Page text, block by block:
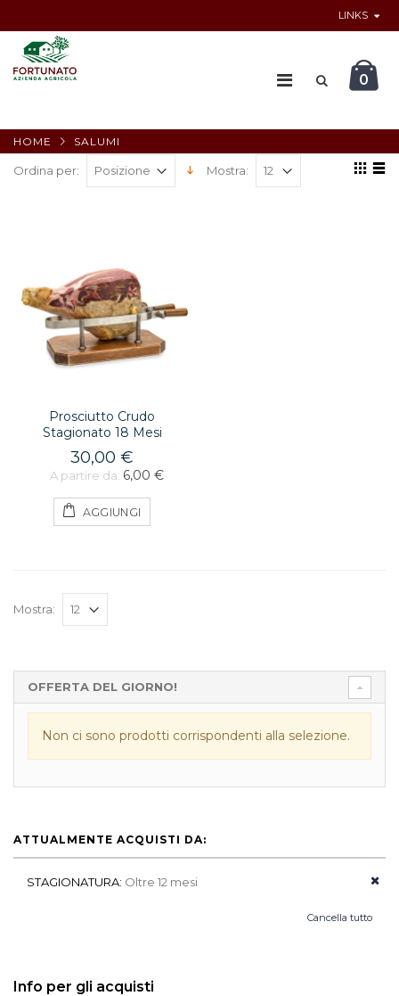
LINKS
0
HOME SALUMI
Ordina per: Mostra:
Prosciutto Crudo
Stagionato 18 Mesi
30,00 €
A partire da: 6,00 €
AGGIUNGI
Mostra:
OFFERTA DEL GIORNO!
Non ci sono prodotti corrispondenti alla selezione.
ATTUALMENTE ACQUISTI DA:
STAGIONATURA: Oltre 12 mesi
Cancella tutto
Info per gli acquisti